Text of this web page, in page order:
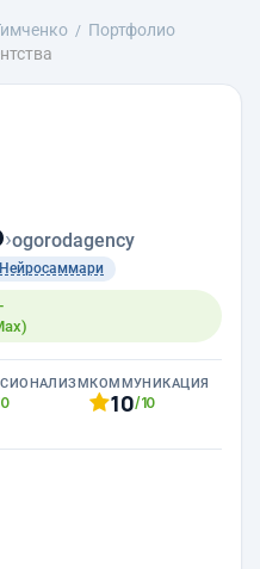
Портфолио
›ogorodagency
Нейросаммари
КОММУНИКАЦИЯ
10/10